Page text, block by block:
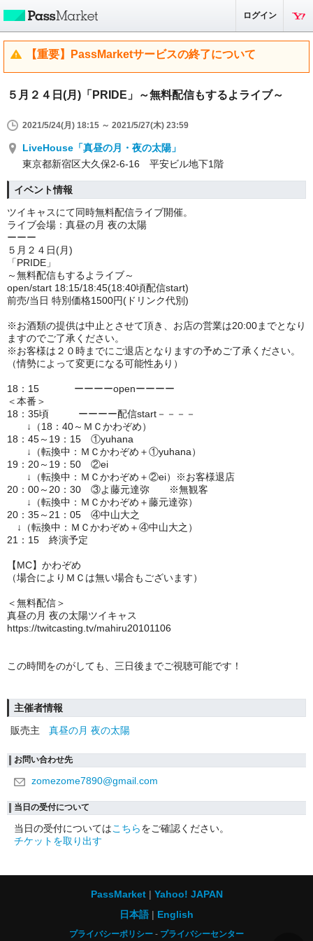
ログイン
【重要】PassMarketサービスの終了について
５月２４日(月)「PRIDE」～無料配信もするよライブ～
2021/5/24(月) 18:15 ～ 2021/5/27(木) 23:59
LiveHouse「真昼の月・夜の太陽」
東京都新宿区大久保2-6-16 平安ビル地下1階
イベント情報
ツイキャスにて同時無料配信ライブ開催。
ライブ会場：真昼の月 夜の太陽
ーーー
５月２４日(月)
「PRIDE」
～無料配信もするよライブ～
open/start 18:15/18:45(18:40頃配信start)
前売/当日 特別価格1500円(ドリンク代別)
※お酒類の提供は中止とさせて頂き、お店の営業は20:00までとなり
ますのでご了承ください。
※お客様は２０時までにご退店となりますの予めご了承ください。
（情勢によって変更になる可能性あり）
18：15 ーーーーopenーーーー
＜本番＞
18：35頃 ーーーー配信start－－－－
↓（18：40～ＭＣかわぞめ）
18：45～19：15 ①yuhana
↓（転換中：ＭＣかわぞめ＋①yuhana）
19：20～19：50 ②ei
↓（転換中：ＭＣかわぞめ＋②ei）※お客様退店
20：00～20：30 ③よ藤元達弥 ※無観客
↓（転換中：ＭＣかわぞめ＋藤元達弥）
20：35～21：05 ④中山大之
↓（転換中：ＭＣかわぞめ＋④中山大之）
21：15 終演予定
【MC】かわぞめ
（場合によりＭＣは無い場合もございます）
＜無料配信＞
真昼の月 夜の太陽ツイキャス
https://twitcasting.tv/mahiru20101106
この時間をのがしても、三日後までご視聴可能です！
主催者情報
販売主
真昼の月 夜の太陽
お問い合わせ先
zomezome7890@gmail.com
当日の受付について
当日の受付についてはこちらをご確認ください。
チケットを取り出す
PassMarket
Yahoo! JAPAN
日本語
English
プライバシーポリシー プライバシーセンター